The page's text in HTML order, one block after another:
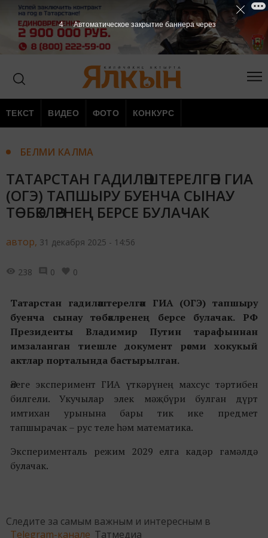
ТЕКСТ ВИДЕО ФОТО КОНКУРС
БЕЛМИ КАЛМА
ТАТАРСТАН ГАДИЛӘШТЕРЕЛГӘН ГИА
(ОГЭ) ТАПШЫРУ БУЕНЧА СЫНАУ
ТӨБӘКЛӘРНЕҢ БЕРСЕ БУЛАЧАК
автор, 31 декабря 2025 - 14:56
238 0 0
Татарстан гадиләштерелгән ГИА (ОГЭ) тапшыру
буенча сынау төбәкләренең берсе булачак. РФ
Президенты Владимир Путин тарафыннан
имзаланган тиешле документ рәсми хокукый
актлар порталында бастырылган.
Әлеге эксперимент ГИА үткәрүнең махсус тәртибен
билгели. Укучылар элек мәҗбүри булган дүрт
имтихан урынына бары тик ике предмет
тапшырачак – рус теле һәм математика.
Эксперименталь режим 2029 елга кадәр гамәлдә
булачак.
Следите за самым важным и интересным в
Telegram-канале Татмедиа
2 Автоматическое закрытие баннера через